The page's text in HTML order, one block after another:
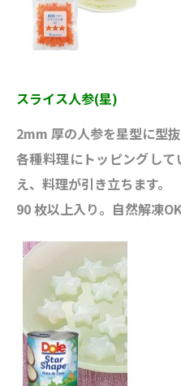
スライス人参(星)
2mm 厚の人参を星型に型抜
各種料理にトッピングし
え、料理が引き立ちます。
90 枚以上入り。自然解凍